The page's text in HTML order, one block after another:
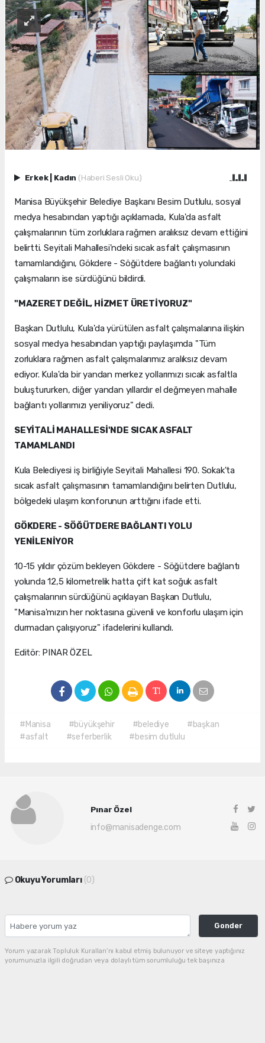
Erkek Kadın (Haberi Sesli Oku)
Manisa Büyükşehir Belediye Başkanı Besim Dutlulu, sosyal
medya hesabından yaptığı açıklamada, Kula'da asfalt
çalışmalarının tüm zorluklara rağmen aralıksız devam ettiğini
belirtti. Seyitali Mahallesi'ndeki sıcak asfalt çalışmasının
tamamlandığını, Gökdere - Söğütdere bağlantı yolundaki
çalışmaların ise sürdüğünü bildirdi.
"MAZERET DEĞİL, HİZMET ÜRETİYORUZ"
Başkan Dutlulu, Kula'da yürütülen asfalt çalışmalarına ilişkin
sosyal medya hesabından yaptığı paylaşımda "Tüm
zorluklara rağmen asfalt çalışmalarımız aralıksız devam
ediyor. Kula'da bir yandan merkez yollarımızı sıcak asfaltla
buluştururken, diğer yandan yıllardır el değmeyen mahalle
bağlantı yollarımızı yeniliyoruz" dedi.
SEYİTALİ MAHALLESİ'NDE SICAK ASFALT
TAMAMLANDI
Kula Belediyesi iş birliğiyle Seyitali Mahallesi 190. Sokak'ta
sıcak asfalt çalışmasının tamamlandığını belirten Dutlulu,
bölgedeki ulaşım konforunun arttığını ifade etti.
GÖKDERE - SÖĞÜTDERE BAĞLANTI YOLU
YENİLENİYOR
10-15 yıldır çözüm bekleyen Gökdere - Söğütdere bağlantı
yolunda 12,5 kilometrelik hatta çift kat soğuk asfalt
çalışmalarının sürdüğünü açıklayan Başkan Dutlulu,
"Manisa'mızın her noktasına güvenli ve konforlu ulaşım için
durmadan çalışıyoruz" ifadelerini kullandı.
Editör: PINAR ÖZEL
#Manisa #büyükşehir #belediye
#başkan
#asfalt
#seferberlik #besim dutlulu
Pınar Özel
info@manisadenge.com
Okuyu Yorumları (0)
Gonder
Yorum yazarak Topluluk Kuralları’nı kabul etmiş bulunuyor ve siteye yaptığınız
yorumunuzla ilgili doğrudan veya dolaylı tüm sorumluluğu tek başınıza